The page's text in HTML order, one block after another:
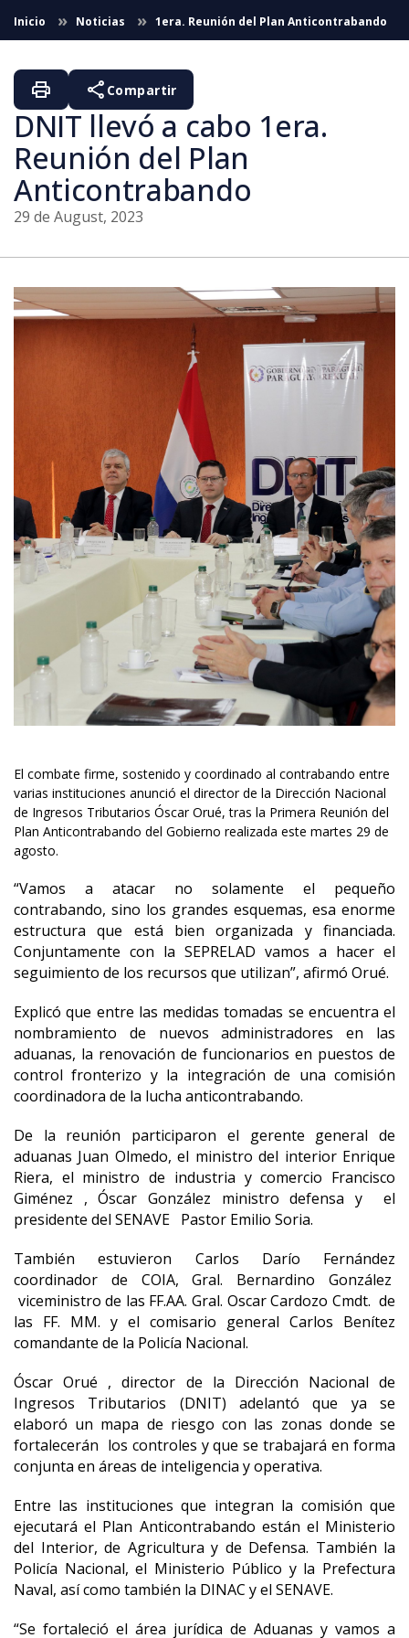
Skip to Main Content
Inicio Noticias 1era. Reunión del Plan Anticontrabando
DNIT llevó a cabo 1era.
Reunión del Plan
Anticontrabando
29 de August, 2023
print share Compartir
El combate firme, sostenido y coordinado al contrabando entre
varias instituciones anunció el director de la Dirección Nacional
de Ingresos Tributarios Óscar Orué, tras la Primera Reunión del
Plan Anticontrabando del Gobierno realizada este martes 29 de
agosto.
“Vamos a atacar no solamente el pequeño
contrabando, sino los grandes esquemas, esa enorme
estructura que está bien organizada y financiada.
Conjuntamente con la SEPRELAD vamos a hacer el
seguimiento de los recursos que utilizan”, afirmó Orué.
Explicó que entre las medidas tomadas se encuentra el
nombramiento de nuevos administradores en las
aduanas, la renovación de funcionarios en puestos de
control fronterizo y la integración de una comisión
coordinadora de la lucha anticontrabando.
De la reunión participaron el gerente general de
aduanas Juan Olmedo, el ministro del interior Enrique
Riera, el ministro de industria y comercio Francisco
Giménez , Óscar González ministro defensa y el
presidente del SENAVE Pastor Emilio Soria.
También estuvieron Carlos Darío Fernández
coordinador de COIA, Gral. Bernardino González
viceministro de las FF.AA. Gral. Oscar Cardozo Cmdt. de
las FF. MM. y el comisario general Carlos Benítez
comandante de la Policía Nacional.
Óscar Orué , director de la Dirección Nacional de
Ingresos Tributarios (DNIT) adelantó que ya se
elaboró un mapa de riesgo con las zonas donde se
fortalecerán los controles y que se trabajará en forma
conjunta en áreas de inteligencia y operativa.
Entre las instituciones que integran la comisión que
ejecutará el Plan Anticontrabando están el Ministerio
del Interior, de Agricultura y de Defensa. También la
Policía Nacional, el Ministerio Público y la Prefectura
Naval, así como también la DINAC y el SENAVE.
“Se fortaleció el área jurídica de Aduanas y vamos a